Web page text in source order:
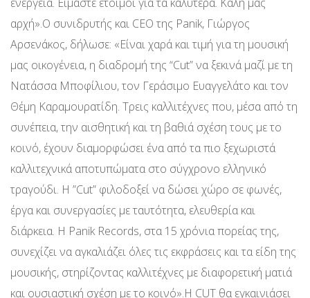
αρχή».Ο συνιδρυτής και CEO της Panik, Γιώργος
Αρσενάκος, δήλωσε: «Είναι χαρά και τιμή για τη μουσική
μας οικογένεια, η διαδρομή της “Cut” να ξεκινά μαζί με τη
Νατάσσα Μποφίλιου, τον Γεράσιμο Ευαγγελάτο και τον
Θέμη Καραμουρατίδη. Τρεις καλλιτέχνες που, μέσα από τη
συνέπεια, την αισθητική και τη βαθιά σχέση τους με το
κοινό, έχουν διαμορφώσει ένα από τα πιο ξεχωριστά
καλλιτεχνικά αποτυπώματα στο σύγχρονο ελληνικό
τραγούδι. Η ”Cut” φιλοδοξεί να δώσει χώρο σε φωνές,
έργα και συνεργασίες με ταυτότητα, ελευθερία και
διάρκεια. Η Panik Records, στα 15 χρόνια πορείας της,
συνεχίζει να αγκαλιάζει όλες τις εκφράσεις και τα είδη της
μουσικής, στηρίζοντας καλλιτέχνες με διαφορετική ματιά
και ουσιαστική σχέση με το κοινό».Η CUT θα εγκαινιάσει